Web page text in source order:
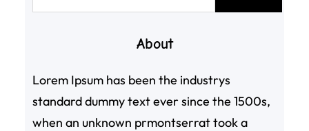
About
Lorem Ipsum has been the industrys
standard dummy text ever since the 1500s,
when an unknown prmontserrat took a